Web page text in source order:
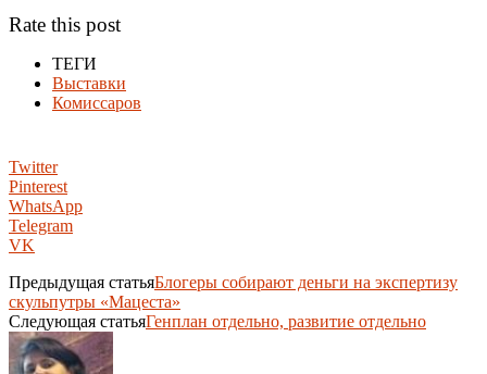
Rate this post
ТЕГИ
Выставки
Комиссаров
Twitter
Pinterest
WhatsApp
Telegram
VK
Предыдущая статьяБлогеры собирают деньги на экспертизу
скульпутры «Мацеста»
Следующая статьяГенплан отдельно, развитие отдельно